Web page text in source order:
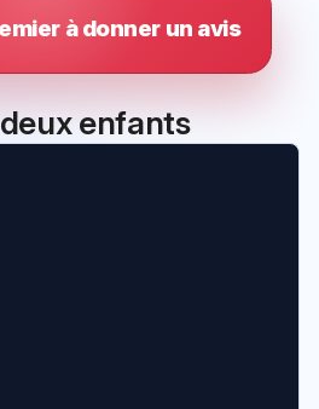
à donner un avis
enfants